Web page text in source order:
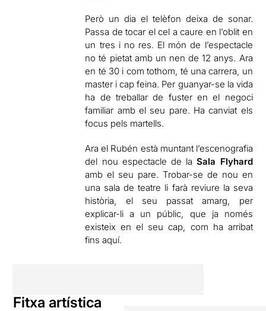
Però un dia el telèfon deixa de sonar.
Passa de tocar el cel a caure en l’oblit en
un tres i no res. El món de l’espectacle
no té pietat amb un nen de 12 anys. Ara
en té 30 i com tothom, té una carrera, un
master i cap feina. Per guanyar-se la vida
ha de treballar de fuster en el negoci
familiar amb el seu pare. Ha canviat els
focus pels martells.
Ara el Rubén està muntant l’escenografia
del nou espectacle de la Sala Flyhard
amb el seu pare. Trobar-se de nou en
una sala de teatre li farà reviure la seva
història, el seu passat amarg, per
explicar-li a un públic, que ja només
existeix en el seu cap, com ha arribat
fins aquí.
Fitxa artística